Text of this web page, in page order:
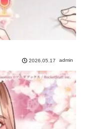
2026.05.17 admin